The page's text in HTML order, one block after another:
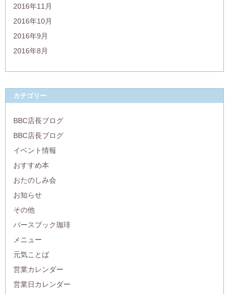
2016年11月
2016年10月
2016年9月
2016年8月
カテゴリー
BBC店長ブログ
BBC店長ブログ
イベント情報
おすすめ本
おたのしみ会
お知らせ
その他
バースブック珈琲
メニュー
元気ことば
営業カレンダー
営業日カレンダー